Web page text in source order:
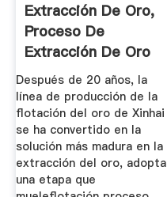
Extracción De Oro,
Proceso De
Extracción De Oro
...
Después de 20 años, la
línea de producción de la
flotación del oro de Xinhai
se ha convertido en la
solución más madura en la
extracción del oro, adopta
una etapa que